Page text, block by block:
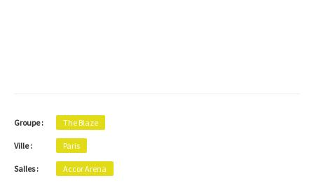
Groupe : The Blaze
Ville : Paris
Salles : Accor Arena